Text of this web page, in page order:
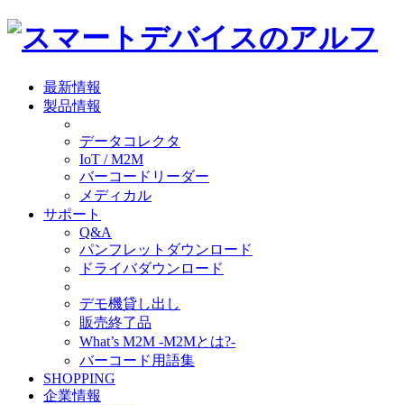
最新情報
製品情報
データコレクタ
IoT / M2M
バーコードリーダー
メディカル
サポート
Q&A
パンフレットダウンロード
ドライバダウンロード
デモ機貸し出し
販売終了品
What’s M2M -M2Mとは?-
バーコード用語集
SHOPPING
企業情報